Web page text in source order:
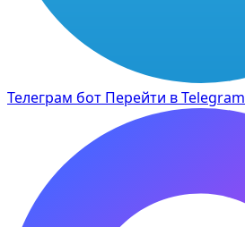
Телеграм бот Перейти в Telegram